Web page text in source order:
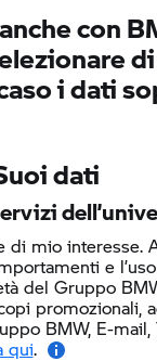
con
i dati
dati
mio interesse.
e
del Gruppo
BMW, E-mail,
qui.